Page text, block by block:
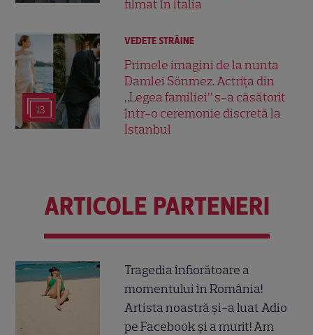
filmat în Italia
13
VEDETE STRĂINE
Primele imagini de la nunta
Damlei Sönmez. Actrița din
„Legea familiei” s-a căsătorit
într-o ceremonie discretă la
Istanbul
ARTICOLE PARTENERI
Tragedia înfiorătoare a
momentului în România!
Artista noastră și-a luat Adio
pe Facebook și a murit! Am